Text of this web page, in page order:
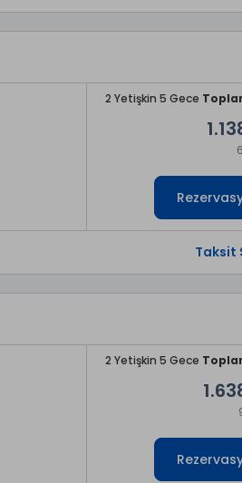
2 Yetişkin 5 Gece
Taksit
2 Yetişkin 5 Gece